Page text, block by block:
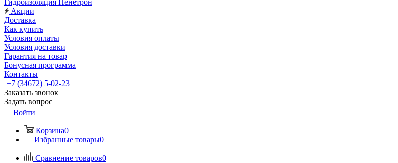
Гидроизоляция Пенетрон
Акции
Доставка
Как купить
Условия оплаты
Условия доставки
Гарантия на товар
Бонусная программа
Контакты
+7 (34672) 5-02-23
Заказать звонок
Задать вопрос
Войти
Корзина0
Избранные товары0
Сравнение товаров0